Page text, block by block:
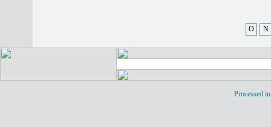
O N
Processed